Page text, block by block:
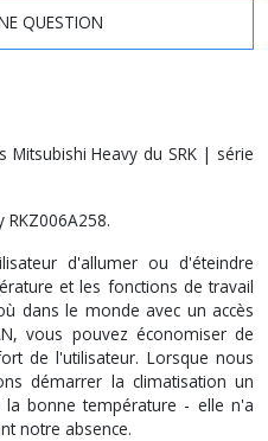
QUESTION
Mitsubishi Heavy du SRK | série
RKZ006A258.
d'allumer ou d'éteindre
et les fonctions de travail
dans le monde avec un accès
vous pouvez économiser de
de l'utilisateur. Lorsque nous
démarrer la climatisation un
bonne température - elle n'a
notre absence.